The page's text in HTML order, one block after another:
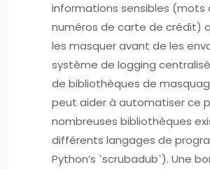
informations sensibles (mots
numéros de carte de crédit)
les masquer avant de les
système de logging
de bibliothèques de
peut aider à automatiser ce
nombreuses bibliothèques
différents langages de
Python’s `scrubadub`). Une